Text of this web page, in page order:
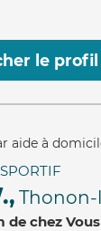
le profil
SPORTIF
Thonon-
de chez Vous